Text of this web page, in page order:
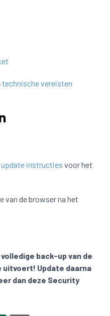
technische vereisten
update instructies voor het
van de browser na het
back-up van de
Update daarna
dan deze Security